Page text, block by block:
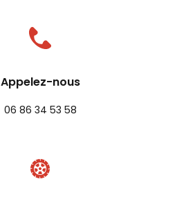
Appelez-nous
06 86 34 53 58